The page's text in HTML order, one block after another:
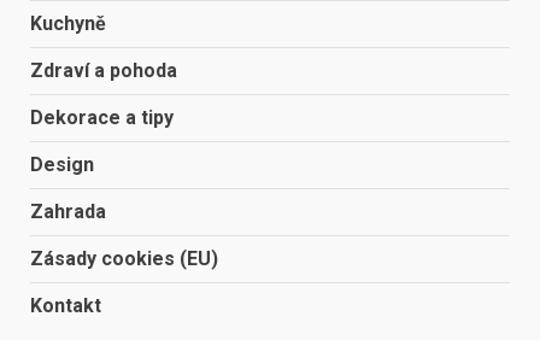
Kuchyně
Zdraví a pohoda
Dekorace a tipy
Design
Zahrada
Zásady cookies (EU)
Kontakt